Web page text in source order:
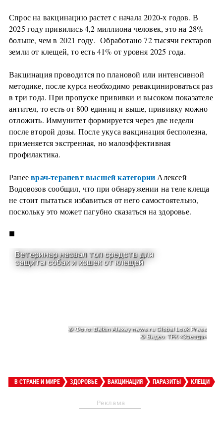
Спрос на вакцинацию растет с начала 2020-х годов. В
2025 году привились 4,2 миллиона человек, это на 28%
больше, чем в 2021 году. Обработано 72 тысячи гектаров
земли от клещей, то есть 41% от уровня 2025 года.
Вакцинация проводится по плановой или интенсивной
методике, после курса необходимо ревакцинироваться раз
в три года. При пропуске прививки и высоком показателе
антител, то есть от 800 единиц и выше, прививку можно
отложить. Иммунитет формируется через две недели
после второй дозы. После укуса вакцинация бесполезна,
применяется экстренная, но малоэффективная
профилактика.
Ранееврач-терапевт высшей категории Алексей
Водовозов сообщил, что при обнаружении на теле клеща
не стоит пытаться избавиться от него самостоятельно,
поскольку это может пагубно сказаться на здоровье.
■
В СТРАНЕ И МИРЕ ЗДОРОВЬЕ ВАКЦИНАЦИЯ ПАРАЗИТЫ КЛЕЩИ
Реклама